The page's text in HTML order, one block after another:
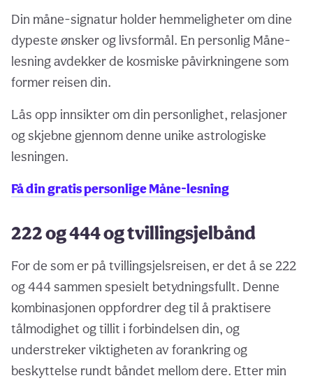
Din måne-signatur holder hemmeligheter om dine
dypeste ønsker og livsformål. En personlig Måne-
lesning avdekker de kosmiske påvirkningene som
former reisen din.
Lås opp innsikter om din personlighet, relasjoner
og skjebne gjennom denne unike astrologiske
lesningen.
Få din gratis personlige Måne-lesning
222 og 444 og tvillingsjelbånd
For de som er på tvillingsjelsreisen, er det å se 222
og 444 sammen spesielt betydningsfullt. Denne
kombinasjonen oppfordrer deg til å praktisere
tålmodighet og tillit i forbindelsen din, og
understreker viktigheten av forankring og
beskyttelse rundt båndet mellom dere. Etter min